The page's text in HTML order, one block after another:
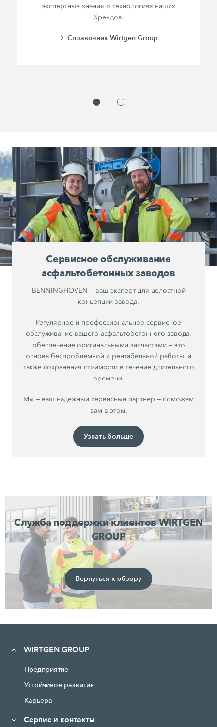
экспертные знания о технологиях наших
брендов.
Справочник Wirtgen Group
Сервисное обслуживание
асфальтобетонных заводов
BENNINGHOVEN — ваш эксперт для целостной
концепции завода.
Регулярное и профессиональное сервисное
обслуживание вашего асфальтобетонного завода,
обеспечение оригинальными запчастями — это
основа беспроблемной и рентабельной работы, а
также сохранения стоимости в течение длительного
времени.
Мы — ваш надежный сервисный партнер — поможем
вам в этом.
Узнать больше
Служба поддержки клиентов WIRTGEN
GROUP
Вернуться к обзору
WIRTGEN GROUP
Предприятие
Устойчивое развитие
Карьера
Сервис и контакты